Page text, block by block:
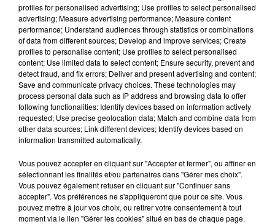
Cet élément est masqué compte-tenu du refus du
dépôt de cookies que vous avez exprimé. Si vous
souhaitez l'afficher, merci de nous donner votre accord
en cliquant sur le bouton ci-dessous.
Afficher l'élément
PRÈS DE CHEZ VOUS
profiles for personalised advertising; Use profiles to select personalised
advertising; Measure advertising performance; Measure content
performance; Understand audiences through statistics or combinations
of data from different sources; Develop and improve services; Create
profiles to personalise content; Use profiles to select personalised
content; Use limited data to select content; Ensure security, prevent and
detect fraud, and fix errors; Deliver and present advertising and content;
Save and communicate privacy choices. These technologies may
process personal data such as IP address and browsing data to offer
following functionalities: Identify devices based on information actively
requested; Use precise geolocation data; Match and combine data from
other data sources; Link different devices; Identify devices based on
information transmitted automatically.
Vous pouvez accepter en cliquant sur "Accepter et fermer", ou affiner en
sélectionnant les finalités et/ou partenaires dans "Gérer mes choix".
Vous pouvez également refuser en cliquant sur "Continuer sans
accepter". Vos préférences ne s'appliqueront que pour ce site. Vous
pouvez mettre à jour vos choix, ou retirer votre consentement à tout
moment via le lien "Gérer les cookies" situé en bas de chaque page.